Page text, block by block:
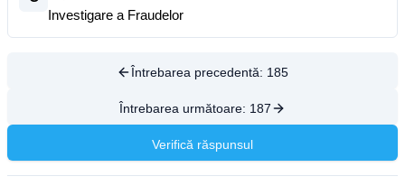
Investigare a Fraudelor
Întrebarea precedentă: 185
Întrebarea următoare: 187
Verifică răspunsul